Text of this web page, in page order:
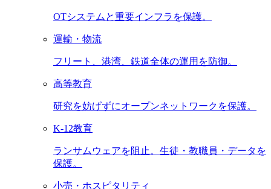
OTシステムと重要インフラを保護。
運輸・物流
フリート、港湾、鉄道全体の運用を防御。
高等教育
研究を妨げずにオープンネットワークを保護。
K-12教育
ランサムウェアを阻止。生徒・教職員・データを
保護。
小売・ホスピタリティ